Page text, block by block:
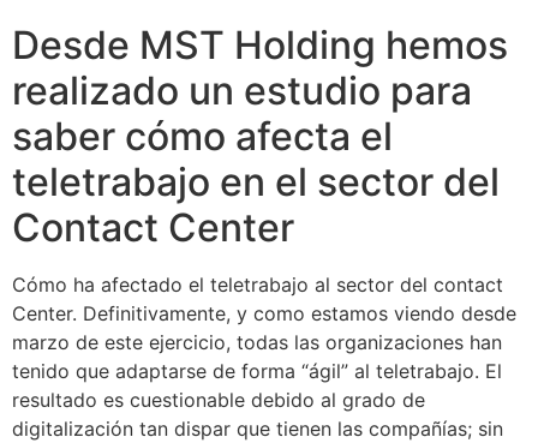
Desde MST Holding hemos
realizado un estudio para
saber cómo afecta el
teletrabajo en el sector del
Contact Center
Cómo ha afectado el teletrabajo al sector del contact
Center. Definitivamente, y como estamos viendo desde
marzo de este ejercicio, todas las organizaciones han
tenido que adaptarse de forma “ágil” al teletrabajo. El
resultado es cuestionable debido al grado de
digitalización tan dispar que tienen las compañías; sin